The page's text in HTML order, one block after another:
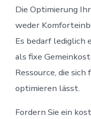
Die Optimierung
weder
Es bedarf lediglich
als fixe
Ressource, die
optimieren lässt.
Fordern Sie ein